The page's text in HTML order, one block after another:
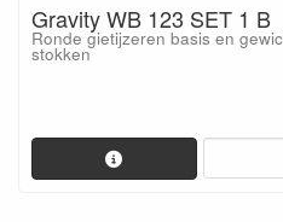
Gravity WB 123 SET 1 B
Ronde gietijzeren basis en
stokken